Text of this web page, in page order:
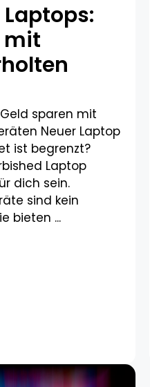
mit
sparen mit
Neuer Laptop
ist begrenzt?
Laptop
dich sein.
sind kein
bieten ...